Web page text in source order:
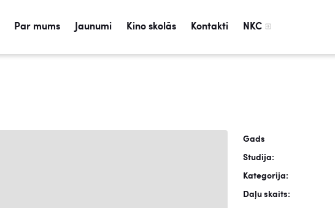
Par mums Jaunumi Kino skolās Kontakti NKC
Gads
Studija:
Kategorija:
Daļu skaits: